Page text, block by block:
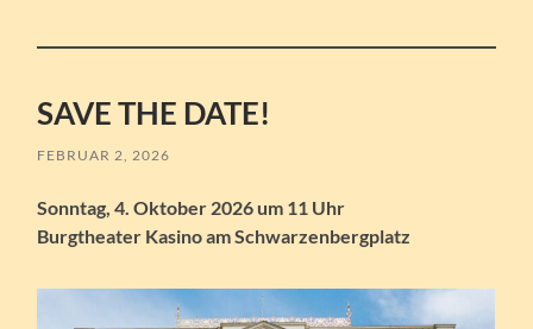
SAVE THE DATE!
FEBRUAR 2, 2026
Sonntag, 4. Oktober 2026 um 11 Uhr
Burgtheater Kasino am Schwarzenbergplatz